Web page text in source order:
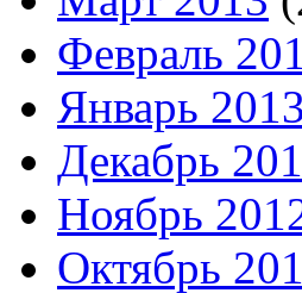
Февраль
Январь 2013
Декабрь
Ноябрь
Октябрь